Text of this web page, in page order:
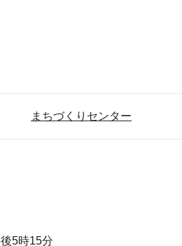
まちづくりセンター
5時15分